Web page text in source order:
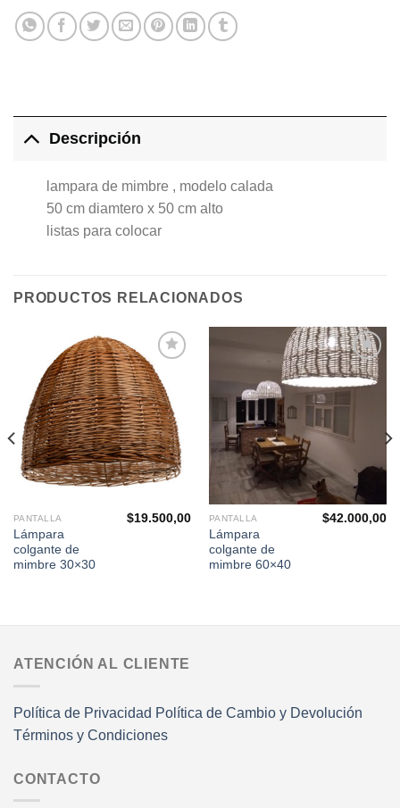
Descripción
lampara de mimbre , modelo calada
50 cm diamtero x 50 cm alto
listas para colocar
PRODUCTOS RELACIONADOS
Agregar
a la
Lista de
deseos
PANTALLA
Lámpara
colgante de
mimbre 30×30
$19.500,00
Agregar
a la
deseos
PANTALLA
Lámpara
colgante de
mimbre 60×40
$42.000,00
ATENCIÓN AL CLIENTE
Política de Privacidad Política de Cambio y Devolución
Términos y Condiciones
CONTACTO